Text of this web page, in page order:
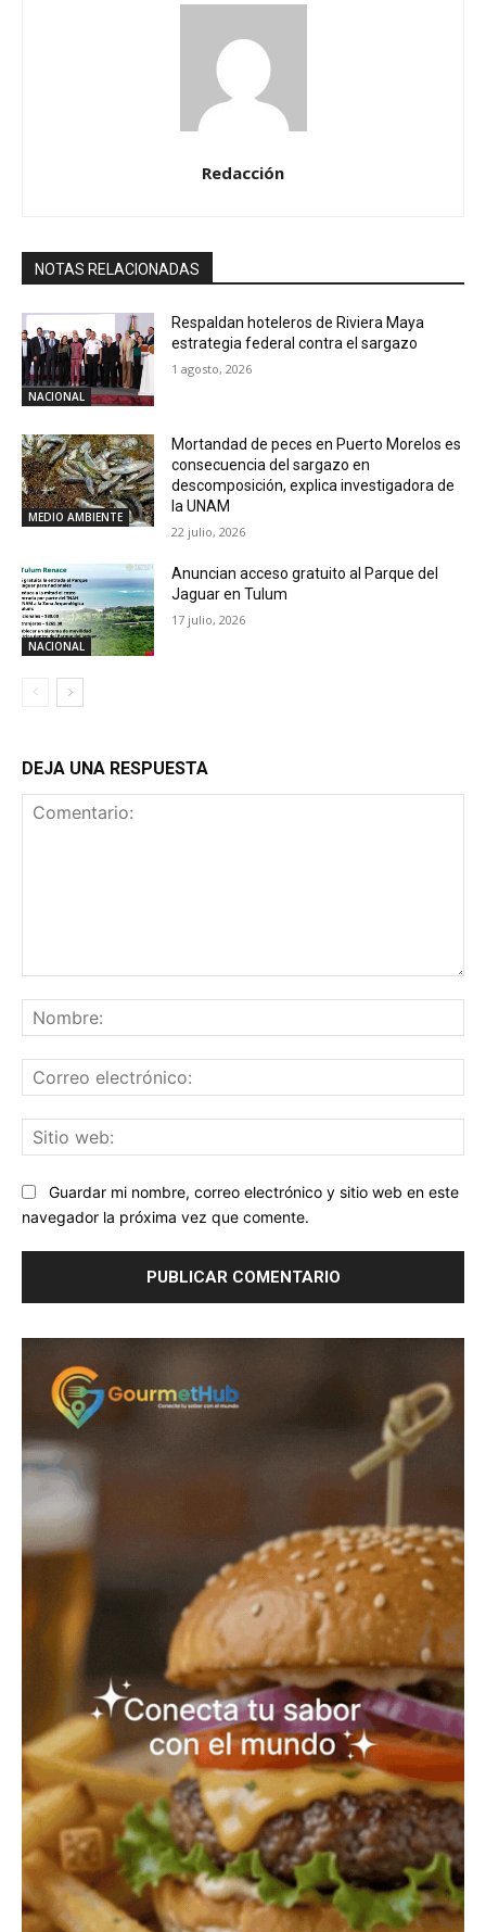
Redacción
NOTAS RELACIONADAS
NACIONAL
Respaldan hoteleros de Riviera Maya
estrategia federal contra el sargazo
1 agosto, 2026
MEDIO AMBIENTE
Mortandad de peces en Puerto Morelos es
consecuencia del sargazo en
descomposición, explica investigadora de
la UNAM
22 julio, 2026
NACIONAL
Anuncian acceso gratuito al Parque del
Jaguar en Tulum
17 julio, 2026
DEJA UNA RESPUESTA
Guardar mi nombre, correo electrónico y sitio web en este
navegador la próxima vez que comente.